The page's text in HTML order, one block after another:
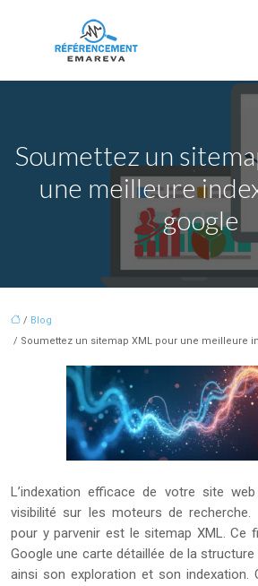
Soumettez un
une meilleure
google
/ Blog
/ Soumettez un sitemap XML pour une meilleure
L’indexation efficace de votre site
visibilité sur les moteurs de recherche.
pour y parvenir est le sitemap XML. Ce
Google une carte détaillée de la
ainsi son exploration et son indexation.